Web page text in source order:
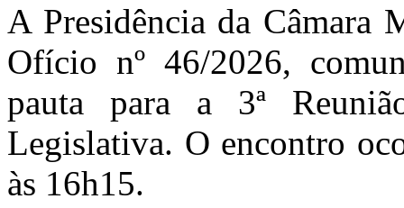
A Presidência da Câmara
Ofício nº 46/2026,
pauta para a 3ª
Legislativa. O encontro
às 16h15.